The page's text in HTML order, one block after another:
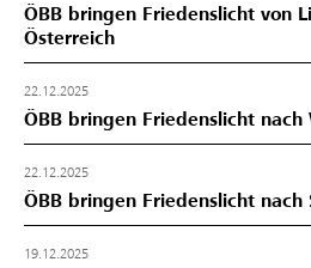
ÖBB bringen Friedenslicht von
Österreich
22.12.2025
ÖBB bringen Friedenslicht nach
22.12.2025
ÖBB bringen Friedenslicht nach
19.12.2025